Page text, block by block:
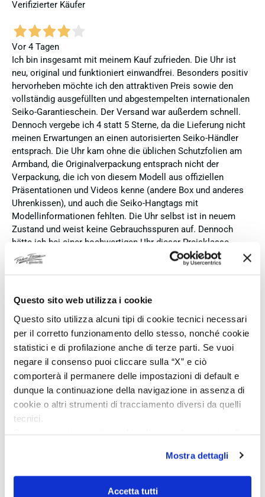
Questo sito web utilizza i cookie
Questo sito utilizza alcuni tipi di cookie tecnici necessari
per il corretto funzionamento dello stesso, nonché cookie
statistici e di profilazione anche di terze parti. Se vuoi
negare il consenso puoi cliccare sulla “X” e ciò
comporterà il permanere delle impostazioni di default e
dunque la continuazione della navigazione in assenza di
cookie o altri strumenti di tracciamento diversi da quelli
tecnici.
Se vuoi saperne di più consulta laprivacy policye la
Mostra dettagli
Accetta tutti
Verifizierter Käufer
Vor 4 Tagen
Ich bin insgesamt mit meinem Kauf zufrieden. Die Uhr ist
neu, original und funktioniert einwandfrei. Besonders positiv
hervorheben möchte ich den attraktiven Preis sowie den
vollständig ausgefüllten und abgestempelten internationalen
Seiko-Garantieschein. Der Versand war außerdem schnell.
Dennoch vergebe ich 4 statt 5 Sterne, da die Lieferung nicht
meinen Erwartungen an einen autorisierten Seiko-Händler
entsprach. Die Uhr kam ohne die üblichen Schutzfolien am
Armband, die Originalverpackung entsprach nicht der
Verpackung, die ich von diesem Modell aus offiziellen
Präsentationen und Videos kenne (andere Box und anderes
Uhrenkissen), und auch die Seiko-Hangtags mit
Modellinformationen fehlten. Die Uhr selbst ist in neuem
Zustand und weist keine Gebrauchsspuren auf. Dennoch
hätte ich bei einer hochwertigen Uhr dieser Preisklasse
erwartet, dass sie mit der vollständigen Originalpräsentation
geliefert wird. Insgesamt empfehle ich den Händler aufgrund
jedoch, dass bei zukünftigen Bestellungen mehr Wert auf
eine vollständige und originale Präsentation gelegt wird.
Verifizierter Käufer
Vor 4 Tagen
Perfetto
Verifizierter Käufer